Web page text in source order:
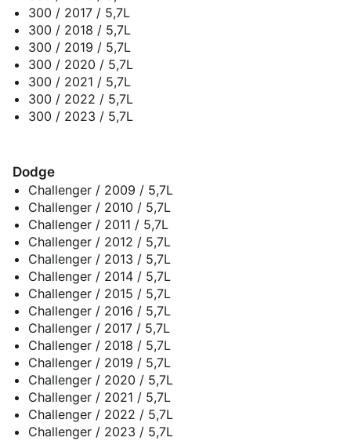
300 / 2017 / 5,7L
300 / 2018 / 5,7L
300 / 2019 / 5,7L
300 / 2020 / 5,7L
300 / 2021 / 5,7L
300 / 2022 / 5,7L
300 / 2023 / 5,7L
Dodge
Challenger / 2009 / 5,7L
Challenger / 2010 / 5,7L
Challenger / 2011 / 5,7L
Challenger / 2012 / 5,7L
Challenger / 2013 / 5,7L
Challenger / 2014 / 5,7L
Challenger / 2015 / 5,7L
Challenger / 2016 / 5,7L
Challenger / 2017 / 5,7L
Challenger / 2018 / 5,7L
Challenger / 2019 / 5,7L
Challenger / 2020 / 5,7L
Challenger / 2021 / 5,7L
Challenger / 2022 / 5,7L
Challenger / 2023 / 5,7L